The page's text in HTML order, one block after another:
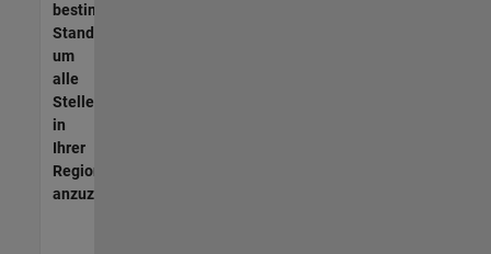
bestimmten
Standort,
um
alle
Stellenangebote
in
Ihrer
Region
anzuzeigen.